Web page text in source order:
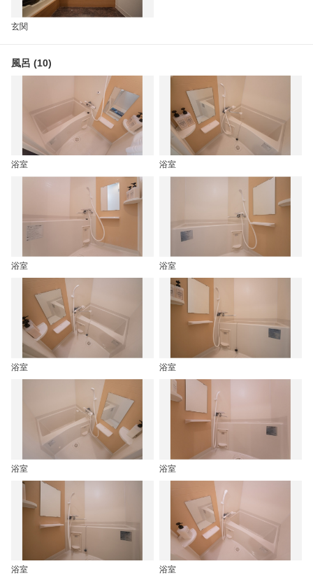
玄関
風呂 (10)
浴室 浴室
浴室 浴室
浴室 浴室
浴室 浴室
浴室 浴室